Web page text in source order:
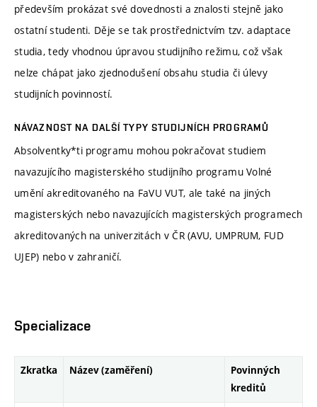
především prokázat své dovednosti a znalosti stejně jako
ostatní studenti. Děje se tak prostřednictvím tzv. adaptace
studia, tedy vhodnou úpravou studijního režimu, což však
nelze chápat jako zjednodušení obsahu studia či úlevy
studijních povinností.
NÁVAZNOST NA DALŠÍ TYPY STUDIJNÍCH PROGRAMŮ
Absolventky*ti programu mohou pokračovat studiem
navazujícího magisterského studijního programu Volné
umění akreditovaného na FaVU VUT, ale také na jiných
magisterských nebo navazujících magisterských programech
akreditovaných na univerzitách v ČR (AVU, UMPRUM, FUD
UJEP) nebo v zahraničí.
Specializace
Zkratka Název (zaměření)
Povinných
kreditů